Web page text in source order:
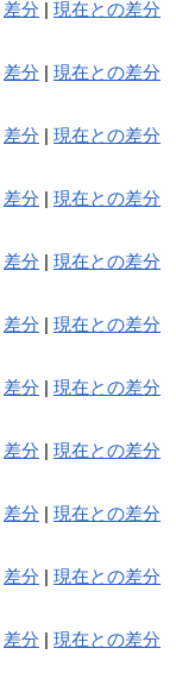
差分 |現在との差分
差分 |現在との差分
差分 |現在との差分
差分 |現在との差分
差分 |現在との差分
差分 |現在との差分
差分 |現在との差分
差分 |現在との差分
差分 |現在との差分
差分 |現在との差分
差分 |現在との差分